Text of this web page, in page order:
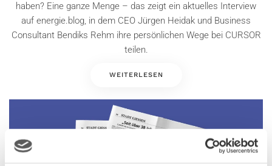
haben? Eine ganze Menge – das zeigt ein aktuelles Interview
auf energie.blog, in dem CEO Jürgen Heidak und Business
Consultant Bendiks Rehm ihre persönlichen Wege bei CURSOR
teilen.
WEITERLESEN